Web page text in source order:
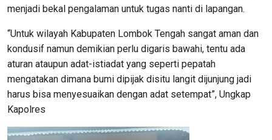
menjadi bekal pengalaman untuk tugas nanti di lapangan.
“Untuk wilayah Kabupaten Lombok Tengah sangat aman dan
kondusif namun demikian perlu digaris bawahi, tentu ada
aturan ataupun adat-istiadat yang seperti pepatah
mengatakan dimana bumi dipijak disitu langit dijunjung jadi
harus bisa menyesuaikan dengan adat setempat”, Ungkap
Kapolres